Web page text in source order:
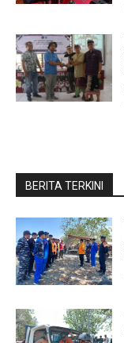
BERITA TERKINI